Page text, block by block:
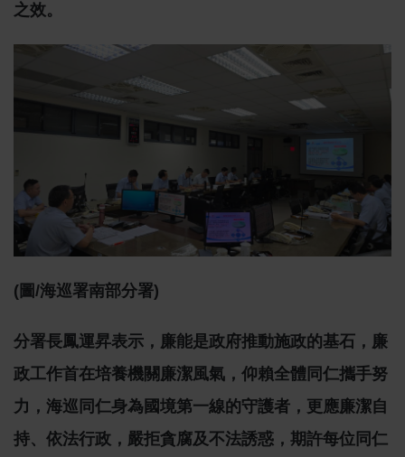
之效。
(圖/海巡署南部分署)
分署長鳳運昇表示，廉能是政府推動施政的基石，廉
政工作首在培養機關廉潔風氣，仰賴全體同仁攜手努
力，海巡同仁身為國境第一線的守護者，更應廉潔自
持、依法行政，嚴拒貪腐及不法誘惑，期許每位同仁